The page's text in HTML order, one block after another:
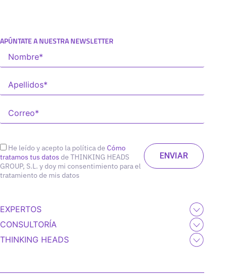
APÚNTATE A NUESTRA NEWSLETTER
He leído y acepto la política de Cómo
tratamos tus datos de THINKING HEADS
GROUP, S.L. y doy mi consentimiento para el
tratamiento de mis datos
EXPERTOS
CONSULTORÍA
THINKING HEADS